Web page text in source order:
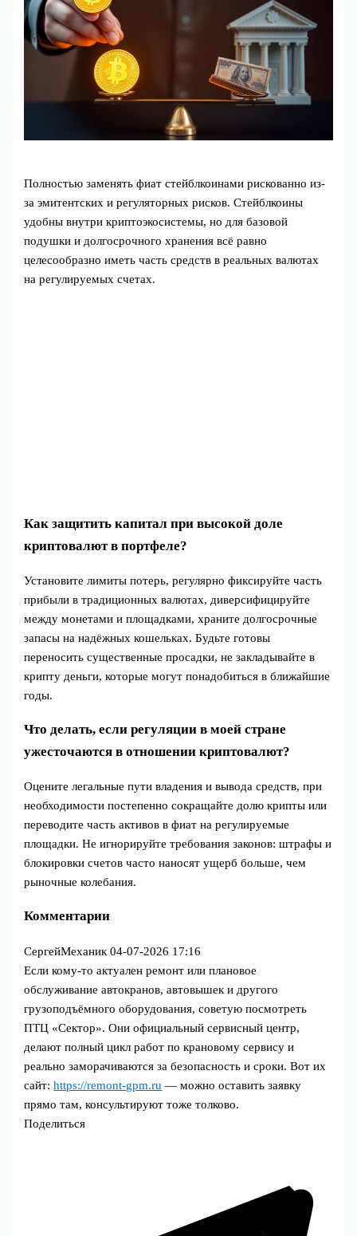
Полностью заменять фиат стейблкоинами рискованно из-
за эмитентских и регуляторных рисков. Стейблкоины
удобны внутри криптоэкосистемы, но для базовой
подушки и долгосрочного хранения всё равно
целесообразно иметь часть средств в реальных валютах
на регулируемых счетах.
Как защитить капитал при высокой доле
криптовалют в портфеле?
Установите лимиты потерь, регулярно фиксируйте часть
прибыли в традиционных валютах, диверсифицируйте
между монетами и площадками, храните долгосрочные
запасы на надёжных кошельках. Будьте готовы
переносить существенные просадки, не закладывайте в
крипту деньги, которые могут понадобиться в ближайшие
годы.
Что делать, если регуляции в моей стране
ужесточаются в отношении криптовалют?
Оцените легальные пути владения и вывода средств, при
необходимости постепенно сокращайте долю крипты или
переводите часть активов в фиат на регулируемые
площадки. Не игнорируйте требования законов: штрафы и
блокировки счетов часто наносят ущерб больше, чем
рыночные колебания.
Комментарии
СергейМеханик 04-07-2026 17:16
Если кому-то актуален ремонт или плановое
обслуживание автокранов, автовышек и другого
грузоподъёмного оборудования, советую посмотреть
ПТЦ «Сектор». Они официальный сервисный центр,
делают полный цикл работ по крановому сервису и
реально заморачиваются за безопасность и сроки. Вот их
сайт:https://remont-gpm.ru — можно оставить заявку
прямо там, консультируют тоже толково.
Поделиться